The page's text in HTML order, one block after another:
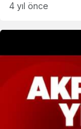
4 yıl önce